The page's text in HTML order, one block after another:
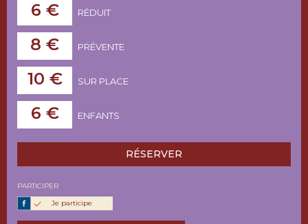
6 € RÉDUIT
8 € PRÉVENTE
10 € SUR PLACE
6 € ENFANTS
RÉSERVER
PARTICIPER
Je participe